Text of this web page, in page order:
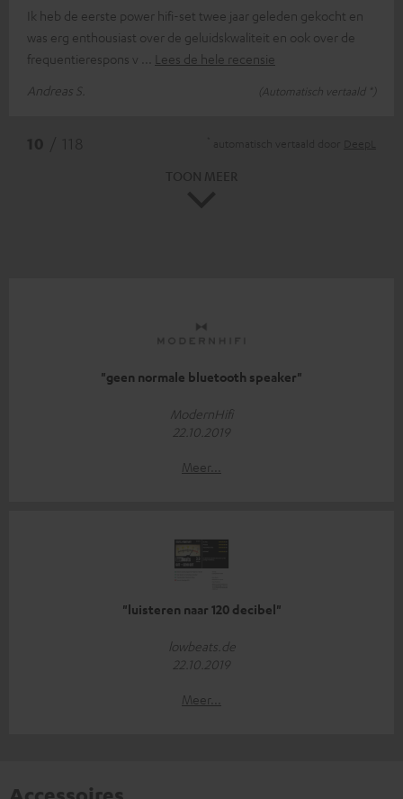
Ik heb de eerste power hifi-set twee jaar geleden gekocht en
was erg enthousiast over de geluidskwaliteit en ook over de
frequentierespons v
Lees de hele recensie
Andreas S.
(Automatisch vertaald *)
"geen normale bluetooth speaker"
ModernHifi
22.10.2019
Meer...
"luisteren naar 120 decibel"
lowbeats.de
22.10.2019
Meer...